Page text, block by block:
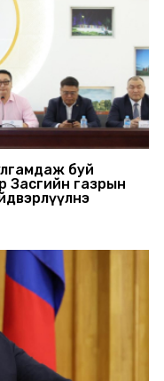
буй
Засгийн газрын